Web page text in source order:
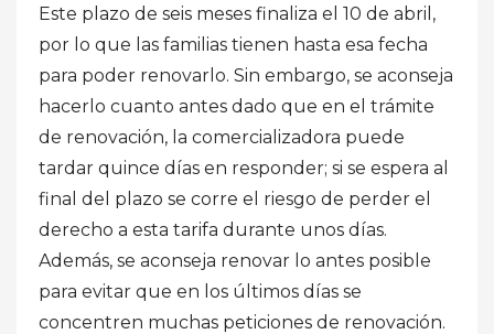
Este plazo de seis meses finaliza el 10 de abril,
por lo que las familias tienen hasta esa fecha
para poder renovarlo. Sin embargo, se aconseja
hacerlo cuanto antes dado que en el trámite
de renovación, la comercializadora puede
tardar quince días en responder; si se espera al
final del plazo se corre el riesgo de perder el
derecho a esta tarifa durante unos días.
Además, se aconseja renovar lo antes posible
para evitar que en los últimos días se
concentren muchas peticiones de renovación.